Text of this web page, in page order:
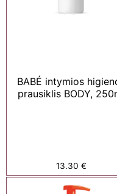
BABÉ intymios
prausiklis BODY,
13.30 €